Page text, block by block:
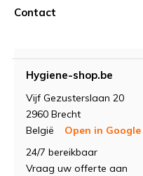
Contact
Hygiene-shop.be
Vijf Gezusterslaan 20
2960 Brecht
België
Open in Google
24/7 bereikbaar
Vraag uw offerte aan